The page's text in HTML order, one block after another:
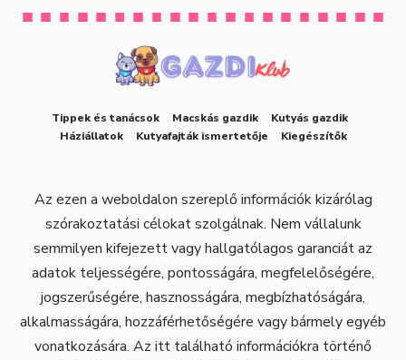
Tippek és tanácsok Macskás gazdik
Kutyás gazdik
Háziállatok
Kutyafajták ismertetője Kiegészítők
Az ezen a weboldalon szereplő információk kizárólag
szórakoztatási célokat szolgálnak. Nem vállalunk
semmilyen kifejezett vagy hallgatólagos garanciát az
adatok teljességére, pontosságára, megfelelőségére,
jogszerűségére, hasznosságára, megbízhatóságára,
alkalmasságára, hozzáférhetőségére vagy bármely egyéb
vonatkozására. Az itt található információkra történő